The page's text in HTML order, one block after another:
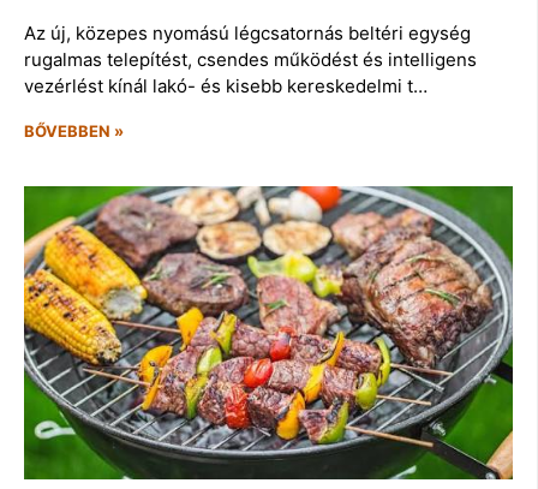
Az új, közepes nyomású légcsatornás beltéri egység
rugalmas telepítést, csendes működést és intelligens
vezérlést kínál lakó- és kisebb kereskedelmi t…
BŐVEBBEN »